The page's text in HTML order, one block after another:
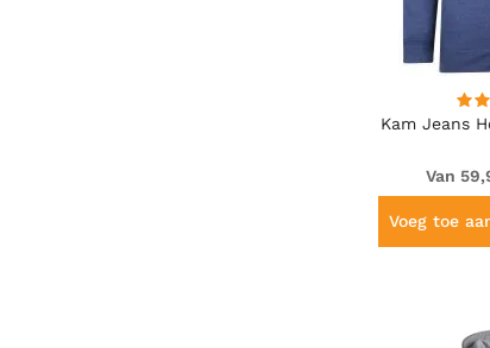
Kam Jeans
Van
Voeg toe